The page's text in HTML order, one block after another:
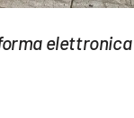
elettronica